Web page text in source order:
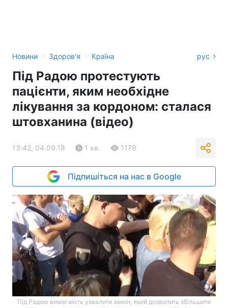
Новини › Здоров'я › Країна рус
Під Радою протестують
пацієнти, яким необхідне
лікування за кордоном: сталася
штовханина (відео)
13:42, 04.09.18 1 хв. 1178
Підпишіться на нас в Google
Під Радою вимагають ухвалити закон, який дозволить збільшити